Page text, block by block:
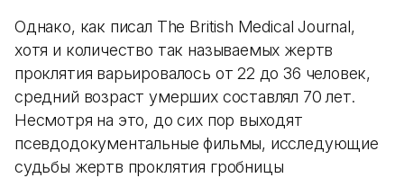
Однако, как писал The British Medical Journal,
хотя и количество так называемых жертв
проклятия варьировалось от 22 до 36 человек,
средний возраст умерших составлял 70 лет.
Несмотря на это, до сих пор выходят
псевдодокументальные фильмы, исследующие
судьбы жертв проклятия гробницы